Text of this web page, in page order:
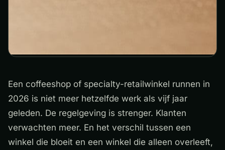
Een coffeeshop of specialty-retailwinkel runnen in
2026 is niet meer hetzelfde werk als vijf jaar
geleden. De regelgeving is strenger. Klanten
verwachten meer. En het verschil tussen een
winkel die bloeit en een winkel die alleen overleeft,